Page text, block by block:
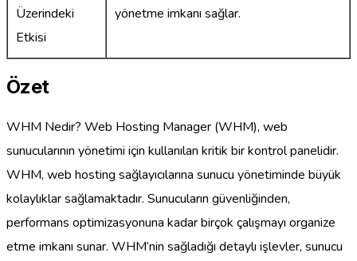
Üzerindeki
Etkisi
yönetme imkanı sağlar.
Özet
WHM Nedir? Web Hosting Manager (WHM), web
sunucularının yönetimi için kullanılan kritik bir kontrol panelidir.
WHM, web hosting sağlayıcılarına sunucu yönetiminde büyük
kolaylıklar sağlamaktadır. Sunucuların güvenliğinden,
performans optimizasyonuna kadar birçok çalışmayı organize
etme imkanı sunar. WHM’nin sağladığı detaylı işlevler, sunucu